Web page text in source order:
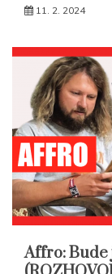
11. 2. 2024
Affro: Bude